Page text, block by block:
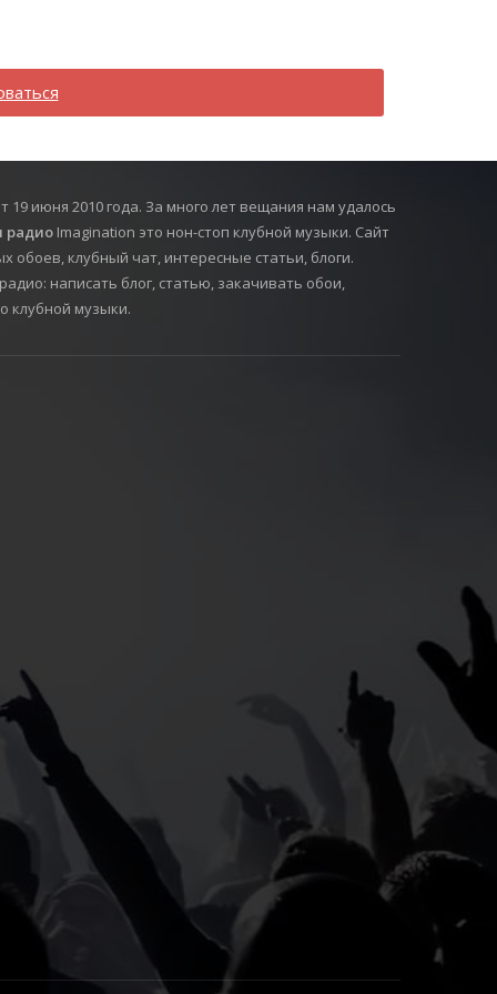
июня 2010 года. За много лет вещания нам удалось
радио Imagination это нон-стоп клубной музыки. Сайт
обоев, клубный чат, интересные статьи, блоги.
написать блог, статью, закачивать обои,
клубной музыки.